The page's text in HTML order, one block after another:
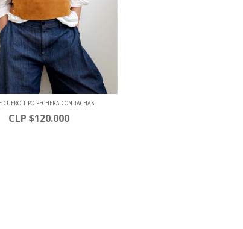
CUERO TIPO PECHERA CON TACHAS
$120.000